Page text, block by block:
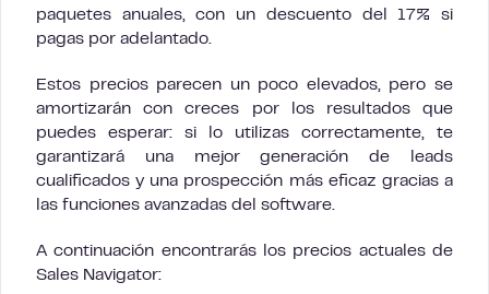
paquetes anuales, con un descuento del 17% si
pagas por adelantado.
Estos precios parecen un poco elevados, pero se
amortizarán con creces por los resultados que
puedes esperar: si lo utilizas correctamente, te
garantizará una mejor generación de leads
cualificados y una prospección más eficaz gracias a
las funciones avanzadas del software.
A continuación encontrarás los precios actuales de
Sales Navigator: